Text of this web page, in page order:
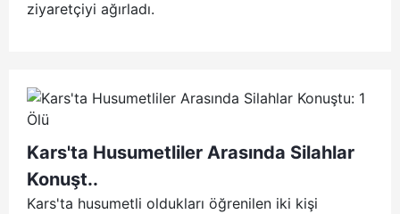
ziyaretçiyi ağırladı.
Kars'ta Husumetliler Arasında Silahlar
Konuşt..
Kars'ta husumetli oldukları öğrenilen iki kişi